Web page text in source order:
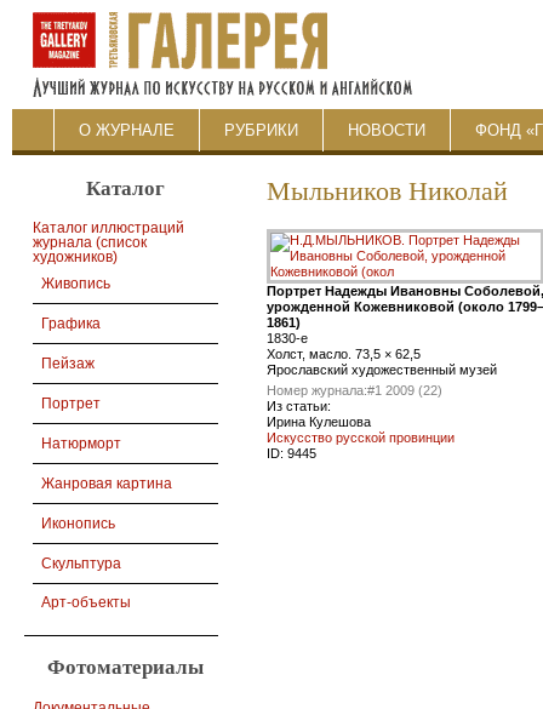
О ЖУРНАЛЕ РУБРИКИ НОВОСТИ ФОНД
Каталог
Каталог иллюстраций
журнала (список
художников)
Живопись
Графика
Пейзаж
Портрет
Натюрморт
Жанровая картина
Иконопись
Скульптура
Арт-объекты
Фотоматериалы
Мыльников Николай
Портрет Надежды Ивановны Соболевой,
урожденной Кожевниковой (около 1799–
1861)
1830-е
Холст, масло. 73,5 × 62,5
Ярославский художественный музей
Номер журнала:#1 2009 (22)
Из статьи:
Ирина Кулешова
Искусство русской провинции
ID: 9445